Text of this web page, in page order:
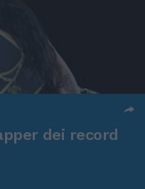
dei record